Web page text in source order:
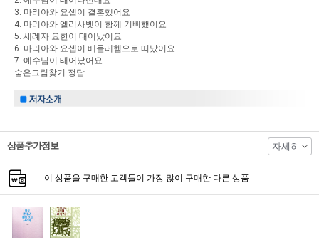
3. 마리아와 요셉이 결혼했어요
4. 마리아와 엘리사벳이 함께 기뻐했어요
5. 세례자 요한이 태어났어요
6. 마리아와 요셉이 베들레헴으로 떠났어요
7. 예수님이 태어났어요
숨은그림찾기 정답
상품추가정보 자세히
이 상품을 구매한 고객들이 가장 많이 구매한 다른 상품